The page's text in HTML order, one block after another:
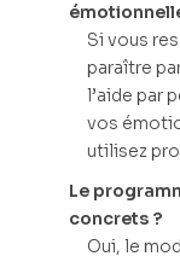
Si vous
paraître
l’aide par
vos
utilisez
Le
concrets ?
Oui, le